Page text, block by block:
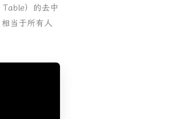
）的去中
当于所有人